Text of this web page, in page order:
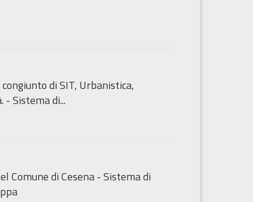
di SIT, Urbanistica,
Sistema di...
Comune di Cesena - Sistema di